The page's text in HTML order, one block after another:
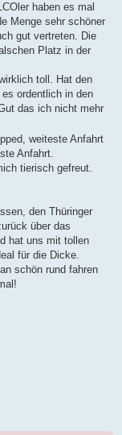
haben es mal
Menge sehr schöner
gut vertreten. Die
Platz in der
toll. Hat den
ordentlich in den
das ich nicht mehr
weiteste Anfahrt
Anfahrt.
tierisch gefreut.
den Thüringer
über das
hat uns mit tollen
für die Dicke.
schön rund fahren